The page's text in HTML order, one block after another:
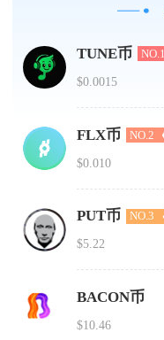
TUNE币 NO.1
$0.0015
FLX币 NO.2
$0.010
PUT币 NO.3
$5.22
BACON币
$10.46